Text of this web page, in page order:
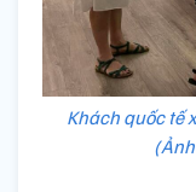
Khách quốc tế